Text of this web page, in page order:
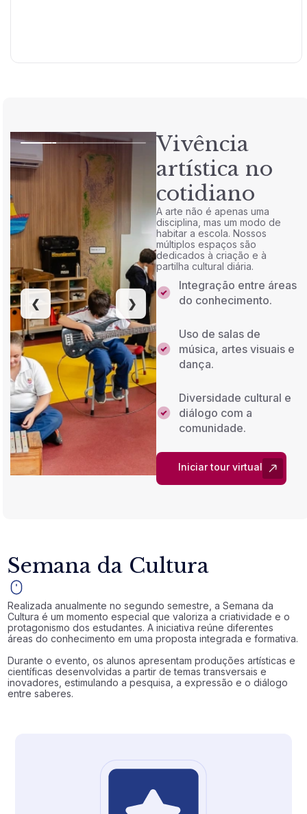
Vivência
artística no
cotidiano
A arte não é apenas uma
disciplina, mas um modo de
habitar a escola. Nossos
múltiplos espaços são
dedicados à criação e à
partilha cultural diária.
Integração entre áreas
do conhecimento.
Uso de salas de
música, artes visuais e
dança.
Diversidade cultural e
diálogo com a
comunidade.
Iniciar tour virtual
Semana da Cultura
Realizada anualmente no segundo semestre, a Semana da
Cultura é um momento especial que valoriza a criatividade e o
protagonismo dos estudantes. A iniciativa reúne diferentes
áreas do conhecimento em uma proposta integrada e formativa.
Durante o evento, os alunos apresentam produções artísticas e
científicas desenvolvidas a partir de temas transversais e
inovadores, estimulando a pesquisa, a expressão e o diálogo
entre saberes.